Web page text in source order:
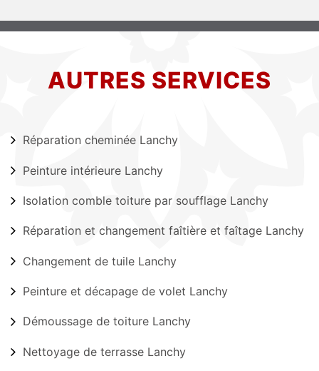
AUTRES SERVICES
Réparation cheminée Lanchy
Peinture intérieure Lanchy
Isolation comble toiture par soufflage Lanchy
Réparation et changement faîtière et faîtage Lanchy
Changement de tuile Lanchy
Peinture et décapage de volet Lanchy
Démoussage de toiture Lanchy
Nettoyage de terrasse Lanchy